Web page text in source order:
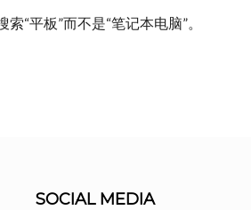
“平板”而不是“笔记本电脑”。
SOCIAL MEDIA